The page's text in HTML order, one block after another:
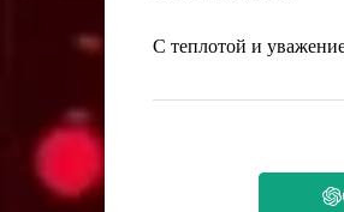
С теплотой и